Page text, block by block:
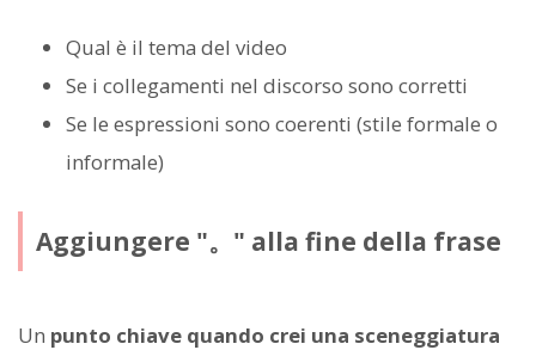
Qual è il tema del video
Se i collegamenti nel discorso sono corretti
Se le espressioni sono coerenti (stile formale o
informale)
Aggiungere "。" alla fine della frase
Un punto chiave quando crei una sceneggiatura